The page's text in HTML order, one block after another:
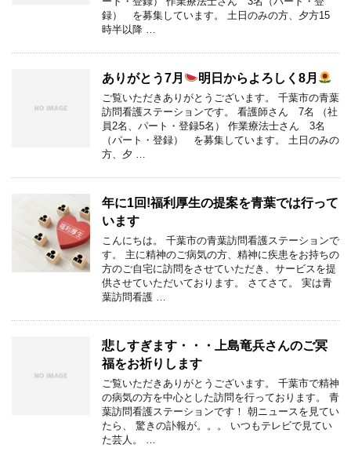
録） を募集しています。 土日のみの方、夕方15
時半以降 …
ありがとう7月 明日からよろしく8月
ご覧いただきありがとうございます。 千葉市の青葉
訪問看護ステーションです。 看護師さん 7名 （社
員2名、パート・登録5名） 作業療法士さん 3名
（パート・登録） を募集しています。 土日のみの
方、夕 …
年に1回!福利厚生の提案を青葉では行って
います
こんにちは。 千葉市の青葉訪問看護ステーションで
す。 主に精神のご病気の方、精神に疾患をお持ちの
方のご自宅に訪問をさせていただき、サービスを提
供させていただいております。 さてさて。 実は青
葉訪問看護 …
悲しすぎます・・・上島竜兵さんのご冥
福をお祈りします
ご覧いただきありがとうございます。 千葉市で精神
の病気の方を中心とした訪問を行っております。 青
葉訪問看護ステーションです！ 朝ニュースを見てい
たら、 驚きの訃報が。。。 いつもテレビで見てい
た芸人。 …